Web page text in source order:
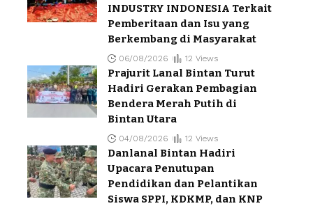
INDUSTRY INDONESIA Terkait
Pemberitaan dan Isu yang
Berkembang di Masyarakat
06/08/2026 12 Views
Prajurit Lanal Bintan Turut
Hadiri Gerakan Pembagian
Bendera Merah Putih di
Bintan Utara
04/08/2026 12 Views
Danlanal Bintan Hadiri
Upacara Penutupan
Pendidikan dan Pelantikan
Siswa SPPI, KDKMP, dan KNP